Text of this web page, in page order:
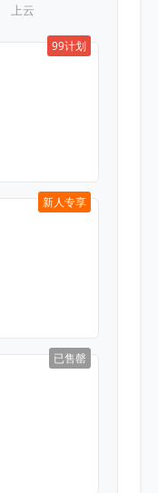
上云
99计划
新人专享
已售罄